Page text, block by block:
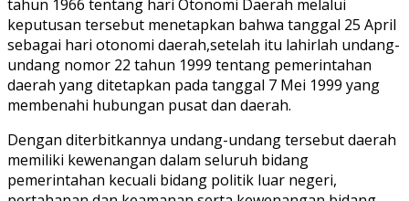
tahun 1966 tentang hari Otonomi Daerah melalui
keputusan tersebut menetapkan bahwa tanggal 25 April
sebagai hari otonomi daerah,setelah itu lahirlah undang-
undang nomor 22 tahun 1999 tentang pemerintahan
daerah yang ditetapkan pada tanggal 7 Mei 1999 yang
membenahi hubungan pusat dan daerah.
Dengan diterbitkannya undang-undang tersebut daerah
memiliki kewenangan dalam seluruh bidang
pemerintahan kecuali bidang politik luar negeri,